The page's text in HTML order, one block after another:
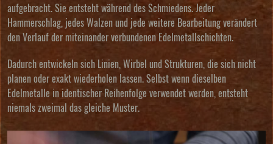
aufgebracht. Sie entsteht während des Schmiedens. Jeder
Hammerschlag, jedes Walzen und jede weitere Bearbeitung verändert
den Verlauf der miteinander verbundenen Edelmetallschichten.
Dadurch entwickeln sich Linien, Wirbel und Strukturen, die sich nicht
planen oder exakt wiederholen lassen. Selbst wenn dieselben
Edelmetalle in identischer Reihenfolge verwendet werden, entsteht
niemals zweimal das gleiche Muster.